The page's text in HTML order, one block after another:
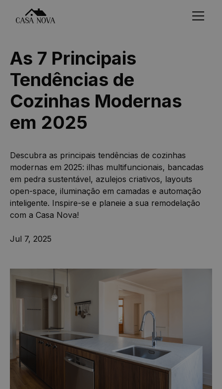
As 7 Principais
Tendências de
Cozinhas Modernas
em 2025
Descubra as principais tendências de cozinhas
modernas em 2025: ilhas multifuncionais, bancadas
em pedra sustentável, azulejos criativos, layouts
open-space, iluminação em camadas e automação
inteligente. Inspire-se e planeie a sua remodelação
com a Casa Nova!
Jul 7, 2025